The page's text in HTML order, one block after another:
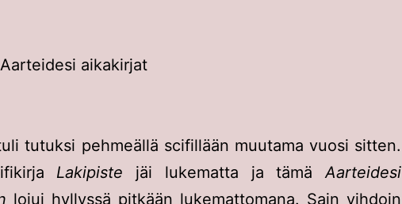
aikakirjat
tutuksi pehmeällä scifillään muutama vuosi sitten.
Lakipiste jäi lukematta ja tämäAarteidesi
lojui hyllyssä pitkään lukemattomana. Sain vihdoin